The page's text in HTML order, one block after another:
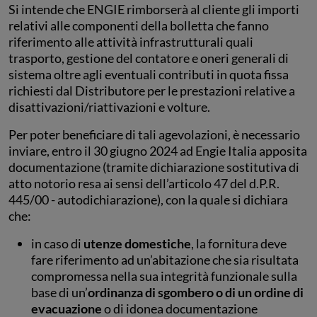
Si intende che ENGIE rimborserà al cliente gli importi
relativi alle componenti della bolletta che fanno
riferimento alle attività infrastrutturali quali
trasporto, gestione del contatore e oneri generali di
sistema oltre agli eventuali contributi in quota fissa
richiesti dal Distributore per le prestazioni relative a
disattivazioni/riattivazioni e volture.
Per poter beneficiare di tali agevolazioni, è necessario
inviare, entro il 30 giugno 2024 ad Engie Italia apposita
documentazione (tramite dichiarazione sostitutiva di
atto notorio resa ai sensi dell’articolo 47 del d.P.R.
445/00 - autodichiarazione), con la quale si dichiara
che:
in caso di utenze domestiche, la fornitura deve
fare riferimento ad un’abitazione che sia risultata
compromessa nella sua integrità funzionale sulla
base di un’ordinanza di sgombero o di un ordine di
evacuazioneo di idonea documentazione